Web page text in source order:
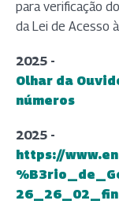
para verificação
da Lei de Acesso
2025 -
Olhar da
números
(abre em nova
2025 -
https://
(abre em nova